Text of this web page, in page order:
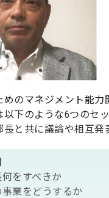
のマネジメント能力
下のような6つのセ
長と共に議論や相互発
をすべきか
業をどうするか